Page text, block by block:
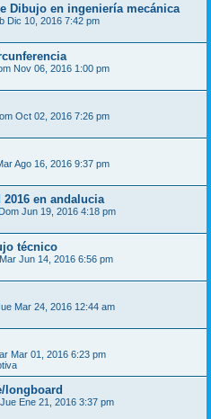
Dibujo en ingeniería mecánica
Dic 10, 2016 7:42 pm
Nov 06, 2016 1:00 pm
Oct 02, 2016 7:26 pm
Ago 16, 2016 9:37 pm
en andalucia
Dom Jun 19, 2016 4:18 pm
técnico
Mar Jun 14, 2016 6:56 pm
Mar 24, 2016 12:44 am
Mar 01, 2016 6:23 pm
longboard
Jue Ene 21, 2016 3:37 pm